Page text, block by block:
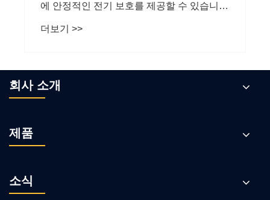
에 안정적인 전기 보호를 제공할 수 있습니
더보기 >>
회사 소개
제품
소식